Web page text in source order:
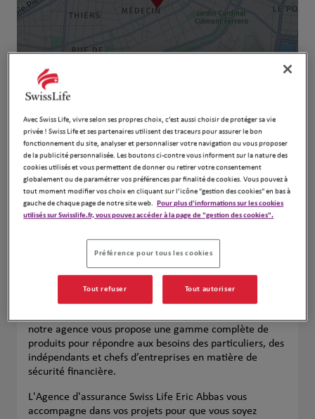
Leaflet| Map ©2026HERE
Votre agence Swiss Life à Nice est votre partenaire de
notre agence vous propose une gamme complète de
produits pour répondre aux besoins des particuliers, des
indépendants et chefs d’entreprises en matière de
sécurité financière.
L'Agence d'assurance Swiss Life Eric Abbas vous
accompagne dans vos projets pour que vous soyez
Avec Swiss Life, vivre selon ses propres choix, c’est aussi choisir de protéger sa vie
privée ! Swiss Life et ses partenaires utilisent des traceurs pour assurer le bon
fonctionnement du site, analyser et personnaliser votre navigation ou vous proposer
de la publicité personnalisée. Les boutons ci-contre vous informent sur la nature des
cookies utilisés et vous permettent de donner ou retirer votre consentement
globalement ou de paramétrer vos préférences par finalité de cookies. Vous pouvez à
tout moment modifier vos choix en cliquant sur l’icône "gestion des cookies" en bas à
gauche de chaque page de notre site web. Pour plus d'informations sur les cookies
utilisés sur Swisslife.fr, vous pouvez accéder à la page de "gestion des cookies".
Préférence pour tous les cookies
Tout refuser Tout autoriser